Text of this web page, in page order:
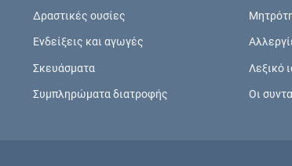
Δραστικές ουσίες
Ενδείξεις και αγωγές
Σκευάσματα
Συμπληρώματα διατροφής
Λεξικό
Οι